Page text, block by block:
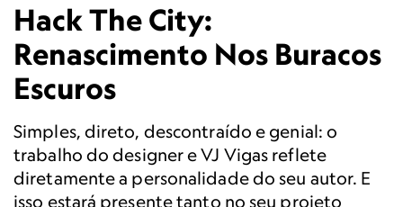
Hack The City:
Renascimento Nos Buracos
Escuros
Simples, direto, descontraído e genial: o
trabalho do designer e VJ Vigas reflete
diretamente a personalidade do seu autor. E
isso estará presente tanto no seu projeto